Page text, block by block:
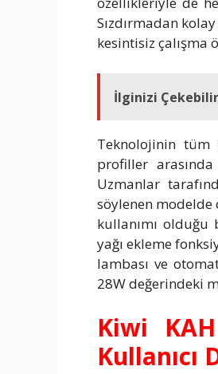
Sızdırmadan
kesintisiz çalışma
İlginizi
Teknolojinin tüm
profiller
Uzmanlar
söylenen
kullanımı olduğu
yağı ekleme
lambası ve
28W değerindeki
Kiwi
Kullanıcı